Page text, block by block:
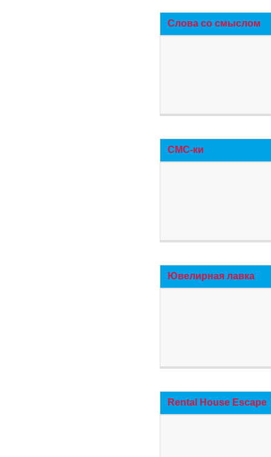
Слова со смыслом
СМС-ки
Ювелирная лавка
Rental House Escape